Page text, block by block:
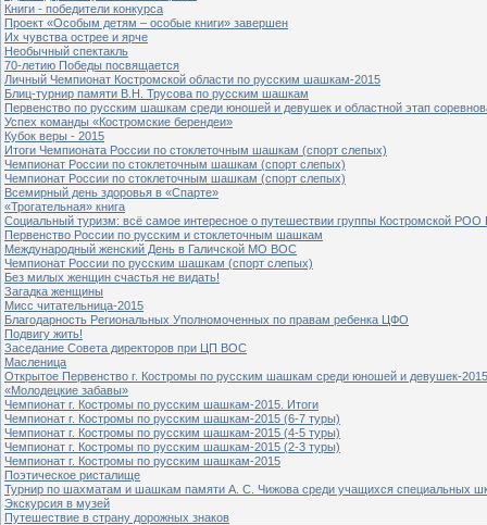
Книги - победители конкурса
Проект «Особым детям – особые книги» завершен
Их чувства острее и ярче
Необычный спектакль
70-летию Победы посвящается
Личный Чемпионат Костромской области по русским шашкам-2015
Блиц-турнир памяти В.Н. Трусова по русским шашкам
Первенство по русским шашкам среди юношей и девушек и областной этап
Успех команды «Костромские берендеи»
Кубок веры - 2015
Итоги Чемпионата России по стоклеточным шашкам (спорт слепых)
Чемпионат России по стоклеточным шашкам (спорт слепых)
Чемпионат России по стоклеточным шашкам (спорт слепых)
Всемирный день здоровья в «Спарте»
«Трогательная» книга
Социальный туризм: всё самое интересное о путешествии группы Костромской
Первенство России по русским и стоклеточным шашкам
Международный женский День в Галичской МО ВОС
Чемпионат России по русским шашкам (спорт слепых)
Без милых женщин счастья не видать!
Загадка женщины
Мисс читательница-2015
Благодарность Региональных Уполномоченных по правам ребенка ЦФО
Подвигу жить!
Заседание Совета директоров при ЦП ВОС
Масленица
Открытое Первенство г. Костромы по русским шашкам среди юношей и девушек-
«Молодецкие забавы»
Чемпионат г. Костромы по русским шашкам-2015. Итоги
Чемпионат г. Костромы по русским шашкам-2015 (6-7 туры)
Чемпионат г. Костромы по русским шашкам-2015 (4-5 туры)
Чемпионат г. Костромы по русским шашкам-2015 (2-3 туры)
Чемпионат г. Костромы по русским шашкам-2015
Поэтическое ристалище
Турнир по шахматам и шашкам памяти А. С. Чижова среди учащихся специальных
Экскурсия в музей
Путешествие в страну дорожных знаков